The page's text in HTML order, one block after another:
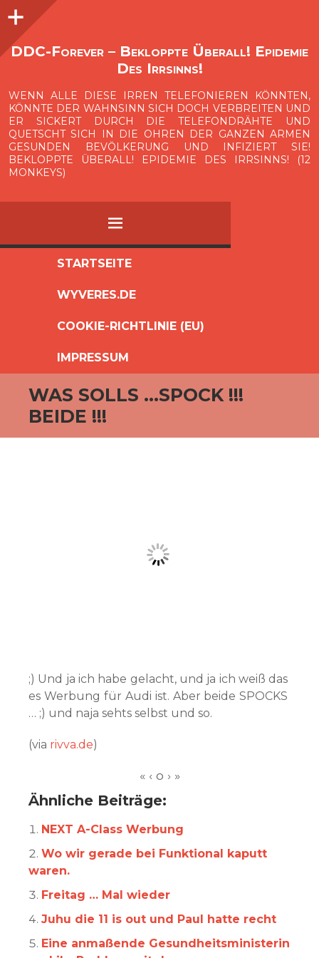
O
p
e
n
i
d
e
b
a
DDC-Forever – Bekloppte Überall! Epidemie
Des Irrsinns!
WENN ALLE DIESE IRREN TELEFONIEREN KÖNNTEN,
KÖNNTE DER WAHNSINN SICH DOCH VERBREITEN UND
ER SICKERT DURCH DIE TELEFONDRÄHTE UND
QUETSCHT SICH IN DIE OHREN DER GANZEN ARMEN
GESUNDEN BEVÖLKERUNG UND INFIZIERT SIE!
BEKLOPPTE ÜBERALL! EPIDEMIE DES IRRSINNS! (12
MONKEYS)
MENÜ
SPRINGEN
STARTSEITE
WYVERES.DE
COOKIE-RICHTLINIE (EU)
IMPRESSUM
Seitenleiste
WAS SOLLS …SPOCK !!!
BEIDE !!!
;) Und ja ich habe gelacht, und ja ich weiß das
es Werbung für Audi ist. Aber beide SPOCKS
… ;) und naja sehts selbst und so.
(via rivva.de)
Ähnliche Beiträge:
NEXT A-Class Werbung
Wo wir gerade bei Funktional kaputt
waren.
Freitag … Mal wieder
Juhu die 11 is out und Paul hatte recht
Eine anmaßende Gesundheitsministerin